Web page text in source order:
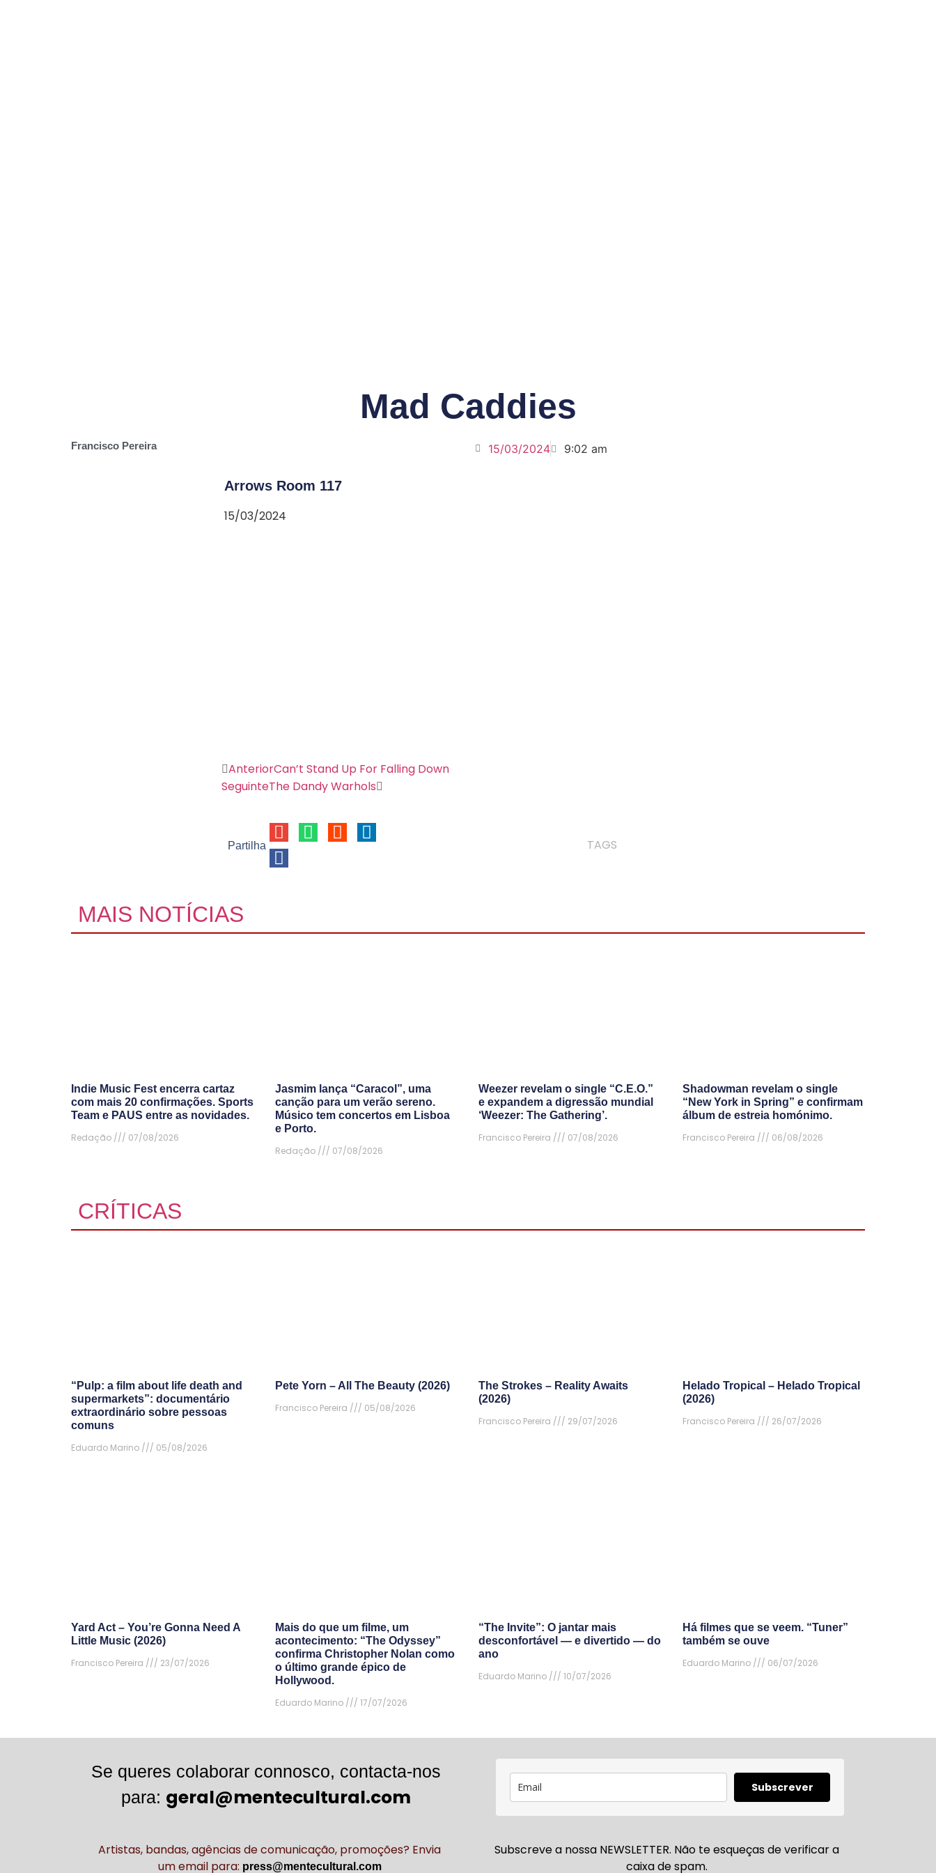
Mad Caddies
Francisco Pereira 15/03/2024 9:02 am
Arrows Room 117
15/03/2024
AnteriorCan’t Stand Up For Falling Down
SeguinteThe Dandy Warhols
Partilha TAGS
MAIS NOTÍCIAS
Indie Music Fest encerra cartaz
com mais 20 confirmações. Sports
Team e PAUS entre as novidades.
Redação
07/08/2026
Jasmim lança “Caracol”, uma
canção para um verão sereno.
Músico tem concertos em Lisboa
e Porto.
Redação
07/08/2026
Weezer revelam o single “C.E.O.”
e expandem a digressão mundial
‘Weezer: The Gathering’.
Francisco Pereira
07/08/2026
Shadowman revelam o single
“New York in Spring” e confirmam
álbum de estreia homónimo.
Francisco Pereira
06/08/2026
CRÍTICAS
“Pulp: a film about life death and
supermarkets”: documentário
extraordinário sobre pessoas
comuns
Eduardo Marino
05/08/2026
Pete Yorn – All The Beauty (2026)
Francisco Pereira
05/08/2026
The Strokes – Reality Awaits
(2026)
Francisco Pereira
29/07/2026
Helado Tropical – Helado Tropical
(2026)
Francisco Pereira
26/07/2026
Yard Act – You’re Gonna Need A
Little Music (2026)
Francisco Pereira
23/07/2026
Mais do que um filme, um
acontecimento: “The Odyssey”
confirma Christopher Nolan como
o último grande épico de
Hollywood.
Eduardo Marino
17/07/2026
“The Invite”: O jantar mais
desconfortável — e divertido — do
ano
Eduardo Marino
10/07/2026
Há filmes que se veem. “Tuner”
também se ouve
Eduardo Marino
06/07/2026
Se queres colaborar connosco, contacta-nos
para: geral@mentecultural.com Subscrever
Artistas, bandas, agências de comunicação, promoções? Envia
um email para: press@mentecultural.com
Subscreve a nossa NEWSLETTER. Não te esqueças de verificar a
caixa de spam.